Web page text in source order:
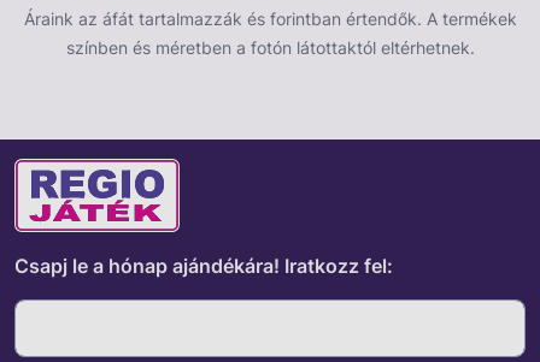
Áraink az áfát tartalmazzák és forintban értendők. A termékek
színben és méretben a fotón látottaktól eltérhetnek.
Csapj le a hónap ajándékára! Iratkozz fel: